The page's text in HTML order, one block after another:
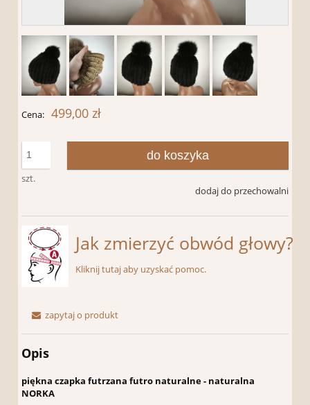
Cena: 499,00 zł
szt.
do koszyka
dodaj do przechowalni
Jak zmierzyć obwód głowy?
Kliknij tutaj aby uzyskać pomoc.
zapytaj o produkt
Opis
piękna czapka futrzana futro naturalne - naturalna
NORKA